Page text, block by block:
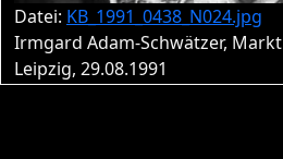
Datei: KB_1991_0438_N024.jpg
Irmgard Adam-Schwätzer, Markt
Leipzig, 29.08.1991